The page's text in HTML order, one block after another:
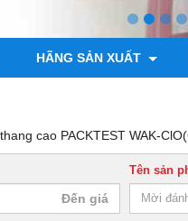
HÃNG SẢN XUẤT
cao PACKTEST WAK-
Tên sản